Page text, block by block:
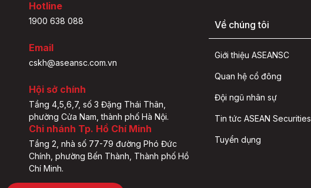
Hotline
1900 638 088
Email
cskh@aseansc.com.vn
Hội sở chính
Tầng 4,5,6,7, số 3 Đặng Thái Thân,
phường Cửa Nam, thành phố Hà Nội.
Chi nhánh Tp. Hồ Chí Minh
Tầng 2, nhà số 77-79 đường Phó Đức
Chính, phường Bến Thành, Thành phố Hồ
Chí Minh.
Về chúng tôi
Giới thiệu ASEANSC
Quan hệ cổ đông
Đội ngũ nhân sự
Tin tức ASEAN Securities
Tuyển dụng